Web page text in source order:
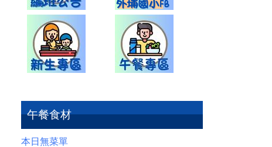
午餐食材
本日無菜單